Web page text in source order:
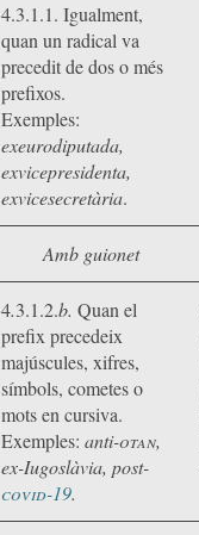
4.3.1.1. Igualment,
quan un radical va
precedit de dos o més
prefixos.
Exemples:
exeurodiputada,
exvicepresidenta,
exvicesecretària.
Amb guionet
4.3.1.2.b. Quan el
prefix precedeix
majúscules, xifres,
símbols, cometes o
mots en cursiva.
Exemples: anti-otan,
ex-Iugoslàvia, post-
covid-19.